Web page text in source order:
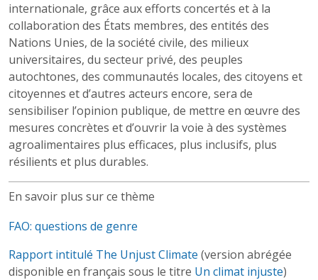
internationale, grâce aux efforts concertés et à la
collaboration des États membres, des entités des
Nations Unies, de la société civile, des milieux
universitaires, du secteur privé, des peuples
autochtones, des communautés locales, des citoyens et
citoyennes et d’autres acteurs encore, sera de
sensibiliser l’opinion publique, de mettre en œuvre des
mesures concrètes et d’ouvrir la voie à des systèmes
agroalimentaires plus efficaces, plus inclusifs, plus
résilients et plus durables.
En savoir plus sur ce thème
FAO: questions de genre
Rapport intitulé The Unjust Climate (version abrégée
disponible en français sous le titre Un climat injuste)